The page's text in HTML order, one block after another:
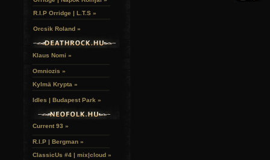
R.I.P Orridge | L.T.S »
Orcsik Roland »
Klaus Nomi »
Omniozis »
Kylmä Krypta »
Idles | Budapest Park »
Current 93 »
R.I.P | Bergman »
ClassicUs #4 | mix|cloud »